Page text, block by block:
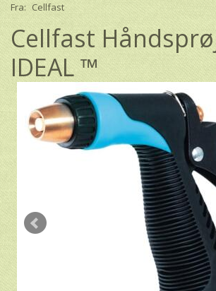
Fra: Cellfast
Cellfast
IDEAL ™